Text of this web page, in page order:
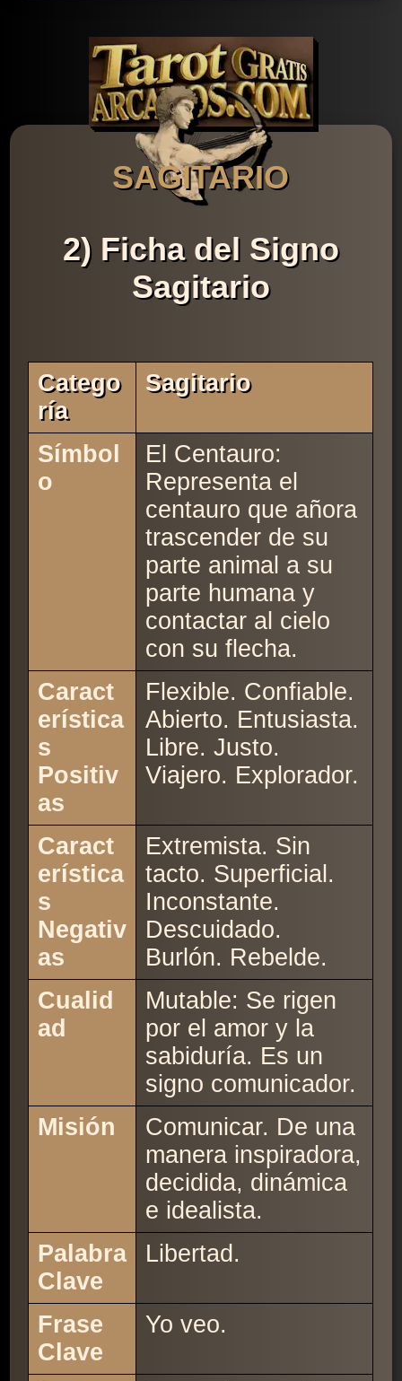
SAGITARIO
2) Ficha del Signo
Sagitario
Catego
Ría
Sagitario
Símbol
o
El Centauro:
Representa el
centauro que añora
trascender de su
parte animal a su
parte humana y
contactar al cielo
con su flecha.
Caract
erística
s
Positiv
as
Flexible. Confiable.
Abierto. Entusiasta.
Libre. Justo.
Viajero. Explorador.
Caract
erística
s
Negativ
as
Extremista. Sin
tacto. Superficial.
Inconstante.
Descuidado.
Burlón. Rebelde.
Cualid
ad
Mutable: Se rigen
por el amor y la
sabiduría. Es un
signo comunicador.
Misión
Comunicar. De una
manera inspiradora,
decidida, dinámica
e idealista.
Palabra
Clave
Libertad.
Frase
Clave
Yo veo.